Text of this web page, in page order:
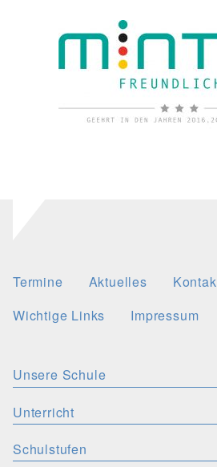
Termine Aktuelles
Wichtige Links
Impressum
Unsere Schule
Aktuelles
KONZEPTE
Christliche Akzente
PERSONEN
Unterricht
SPRACHEN
Schulstufen